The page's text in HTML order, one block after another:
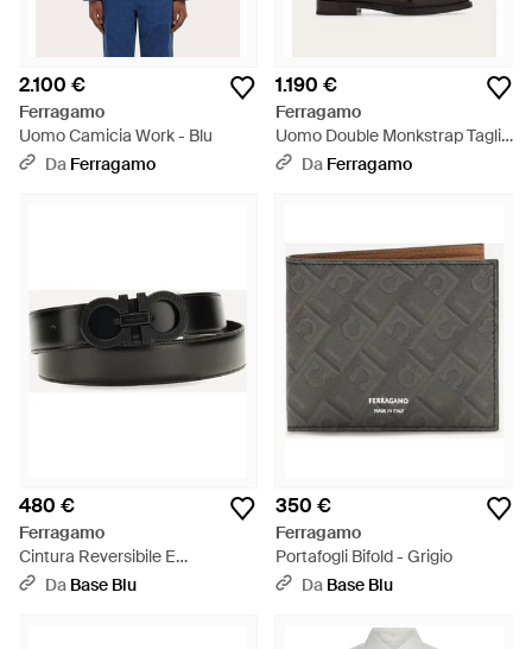
2.100 €
Ferragamo
Uomo Camicia Work - Blu
Da Ferragamo
1.190 €
Ferragamo
Uomo Double Monkstrap Taglia
- Bianco
Da Ferragamo
480 €
Ferragamo
Cintura Reversibile E
Regolabile Con Gancini
Da Base Blu
350 €
Ferragamo
Portafogli Bifold - Grigio
Da Base Blu